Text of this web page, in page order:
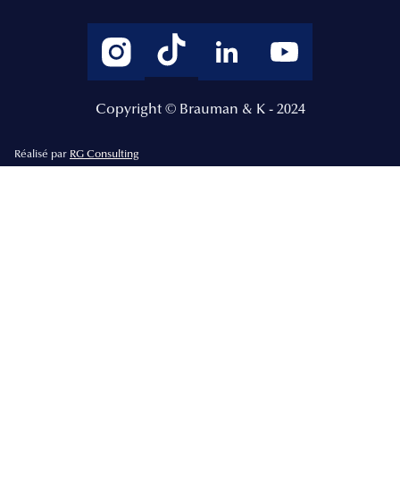
Copyright © Brauman & K - 2024
Réalisé par RG Consulting